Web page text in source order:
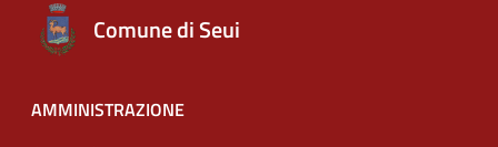
Comune di Seui
AMMINISTRAZIONE